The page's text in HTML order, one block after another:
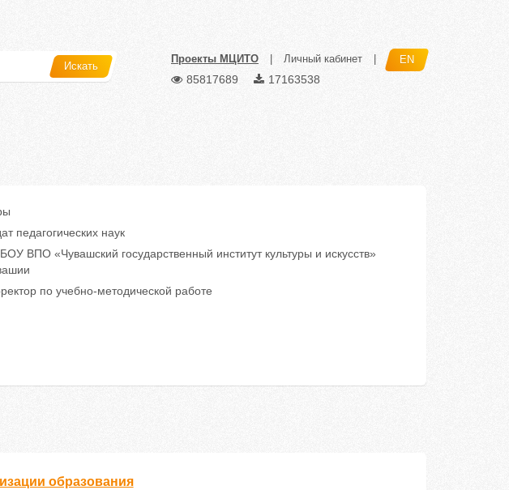
Искать
Проекты МЦИТО Личный кабинет EN
85817689 17163538
педагогических наук
БОУ ВПО «Чувашский государственный институт культуры и искусств»
по учебно-методической работе
образования